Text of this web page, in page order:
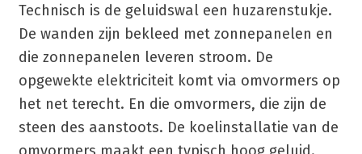
Technisch is de geluidswal een huzarenstukje.
De wanden zijn bekleed met zonnepanelen en
die zonnepanelen leveren stroom. De
opgewekte elektriciteit komt via omvormers op
het net terecht. En die omvormers, die zijn de
steen des aanstoots. De koelinstallatie van de